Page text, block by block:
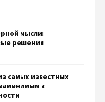
мысли:
решения
самых известных
в